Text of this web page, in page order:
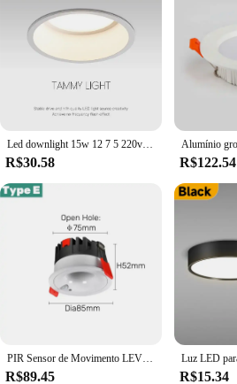
Led downlight 15w 12 7 5 220v 60 graus de ângulo anti-reflexo interior sala estar nordic teto recesso luzes do ponto
R$30.58 R$122.54
PIR Sensor de Movimento LEVOU Teto Downlight 12W Superfície Montado Anti-Glare Escada Quarto Casa Inteligente Spot Lighting Fixture AC110/220V
R$89.45 R$15.34